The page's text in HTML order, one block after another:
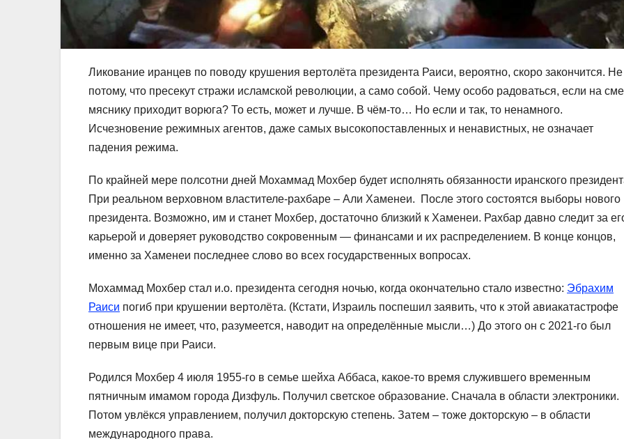
Ликование иранцев по поводу крушения вертолёта президента Раиси, вероятно, скоро закончится. Не
потому, что пресекут стражи исламской революции, а само собой. Чему особо радоваться, если на
мяснику приходит ворюга? То есть, может и лучше. В чём-то… Но если и так, то ненамного.
Исчезновение режимных агентов, даже самых высокопоставленных и ненавистных, не означает
падения режима.
По крайней мере полсотни дней Мохаммад Мохбер будет исполнять обязанности иранского
При реальном верховном властителе-рахбаре – Али Хаменеи. После этого состоятся выборы нового
президента. Возможно, им и станет Мохбер, достаточно близкий к Хаменеи. Рахбар давно следит за
карьерой и доверяет руководство сокровенным — финансами и их распределением. В конце концов,
именно за Хаменеи последнее слово во всех государственных вопросах.
Мохаммад Мохбер стал и.о. президента сегодня ночью, когда окончательно стало известно: Эбрахим
Раиси погиб при крушении вертолёта. (Кстати, Израиль поспешил заявить, что к этой авиакатастрофе
отношения не имеет, что, разумеется, наводит на определённые мысли…) До этого он с 2021-го был
первым вице при Раиси.
Родился Мохбер 4 июля 1955-го в семье шейха Аббаса, какое-то время служившего временным
пятничным имамом города Дизфуль. Получил светское образование. Сначала в области электроники.
Потом увлёкся управлением, получил докторскую степень. Затем – тоже докторскую – в области
международного права.